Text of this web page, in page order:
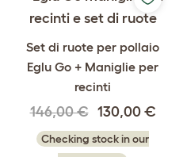
Set di ruote per pollaio
Eglu Go + Maniglie per
recinti
146,00 € 130,00 €
Checking stock in our